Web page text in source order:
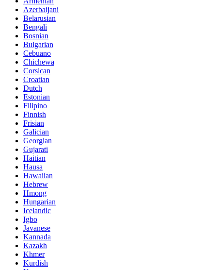
Azerbaijani
Belarusian
Bengali
Bosnian
Bulgarian
Cebuano
Chichewa
Corsican
Croatian
Dutch
Estonian
Filipino
Finnish
Frisian
Galician
Georgian
Gujarati
Haitian
Hausa
Hawaiian
Hebrew
Hmong
Hungarian
Icelandic
Igbo
Javanese
Kannada
Kazakh
Khmer
Kurdish